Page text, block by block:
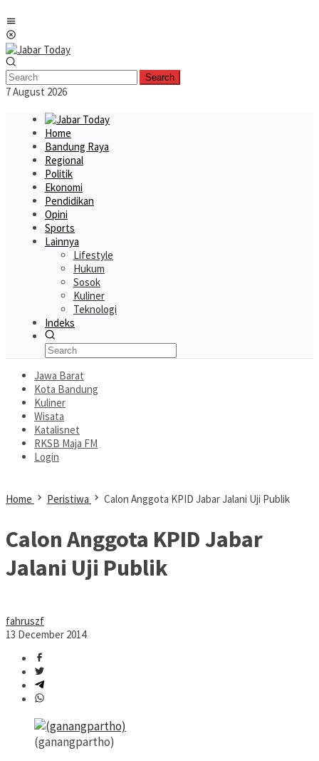
to
content
Search
7 August 2026
Home
Bandung Raya
Regional
Politik
Ekonomi
Pendidikan
Opini
Sports
Lainnya
Lifestyle
Hukum
Sosok
Kuliner
Teknologi
Indeks
Jawa Barat
Kota Bandung
Kuliner
Wisata
Katalisnet
RKSB Maja FM
Login
Home Peristiwa Calon Anggota KPID Jabar Jalani Uji Publik
Calon Anggota KPID Jabar
Jalani Uji Publik
fahruszf
13 December 2014
(ganangpartho)